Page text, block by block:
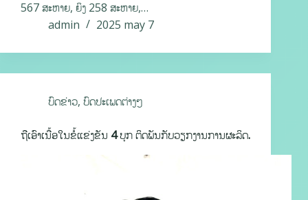
567 ສະຫາຍ, ຍິງ 258 ສະຫາຍ,…
admin
2025 may 7
ບົດຂ່າວ, ບົດປະເພດຕ່າງໆ
ຖືເອົາເນື້ອໃນຂໍ້ແຂ່ງຂັນ 4 ບຸກ ຕິດພັນກັບວຽກງານການຜະລິດ.